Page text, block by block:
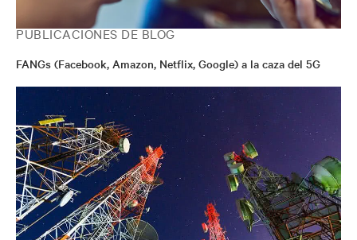
PUBLICACIONES DE BLOG
FANGs (Facebook, Amazon, Netflix, Google) a la caza del 5G